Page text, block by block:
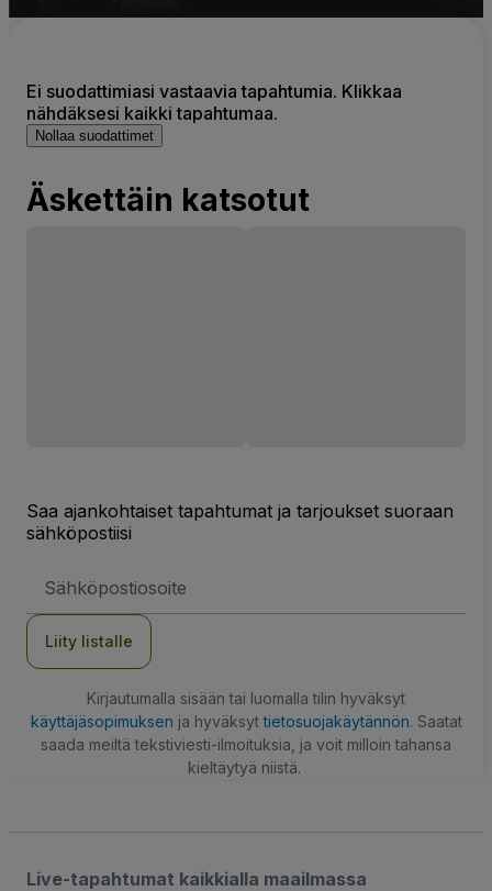
Ei suodattimiasi vastaavia tapahtumia. Klikkaa
nähdäksesi kaikki tapahtumaa.
Nollaa suodattimet
Äskettäin katsotut
Saa ajankohtaiset tapahtumat ja tarjoukset suoraan
sähköpostiisi
Liity listalle
Kirjautumalla sisään tai luomalla tilin hyväksyt
käyttäjäsopimuksen ja hyväksyttietosuojakäytännön. Saatat
saada meiltä tekstiviesti-ilmoituksia, ja voit milloin tahansa
kieltäytyä niistä.
Live-tapahtumat kaikkialla maailmassa